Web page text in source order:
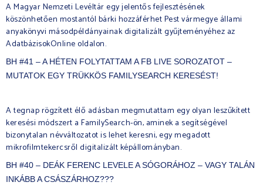
A Magyar Nemzeti Levéltár egy jelentős fejlesztésének
köszönhetően mostantól bárki hozzáférhet Pest vármegye állami
anyakönyvi másodpéldányainak digitalizált gyűjteményéhez az
AdatbázisokOnline oldalon.
BH #41 – A HÉTEN FOLYTATTAM A FB LIVE SOROZATOT –
MUTATOK EGY TRÜKKÖS FAMILYSEARCH KERESÉST!
A tegnap rögzített élő adásban megmutattam egy olyan leszűkített
keresési módszert a FamilySearch-ön, aminek a segítségével
bizonytalan névváltozatot is lehet keresni, egy megadott
mikrofilmtekercsről digitalizált képállományban.
BH #40 – DEÁK FERENC LEVELE A SÓGORÁHOZ – VAGY TALÁN
INKÁBB A CSÁSZÁRHOZ???